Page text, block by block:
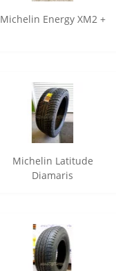
Michelin Energy XM2 +
Michelin Latitude
Diamaris